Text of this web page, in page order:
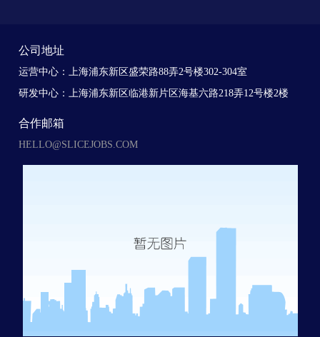
公司地址
运营中心：上海浦东新区盛荣路88弄2号楼302-304室
研发中心：上海浦东新区临港新片区海基六路218弄12号楼2楼
合作邮箱
HELLO@SLICEJOBS.COM